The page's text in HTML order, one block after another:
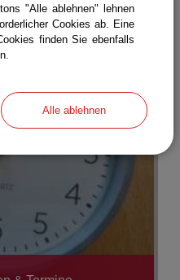
"Alle ablehnen" lehnen
Cookies ab. Eine
finden Sie ebenfalls
Alle ablehnen